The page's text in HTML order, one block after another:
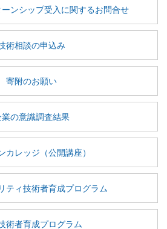
ンシップ受入に関するお問合せ
術相談の申込み
寄附のお願い
業の意識調査結果
カレッジ（公開講座）
ティ技術者育成プログラム
術者育成プログラム